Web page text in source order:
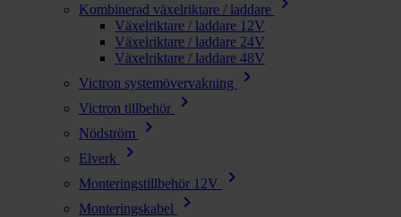
Kombinerad växelriktare / laddare
Växelriktare / laddare 12V
Växelriktare / laddare 24V
Växelriktare / laddare 48V
Victron systemövervakning
chevron_right
Victron tillbehör chevron_right
Nödström chevron_right
Elverk chevron_right
Monteringstillbehör 12V chevron_right
Monteringskabel chevron_right